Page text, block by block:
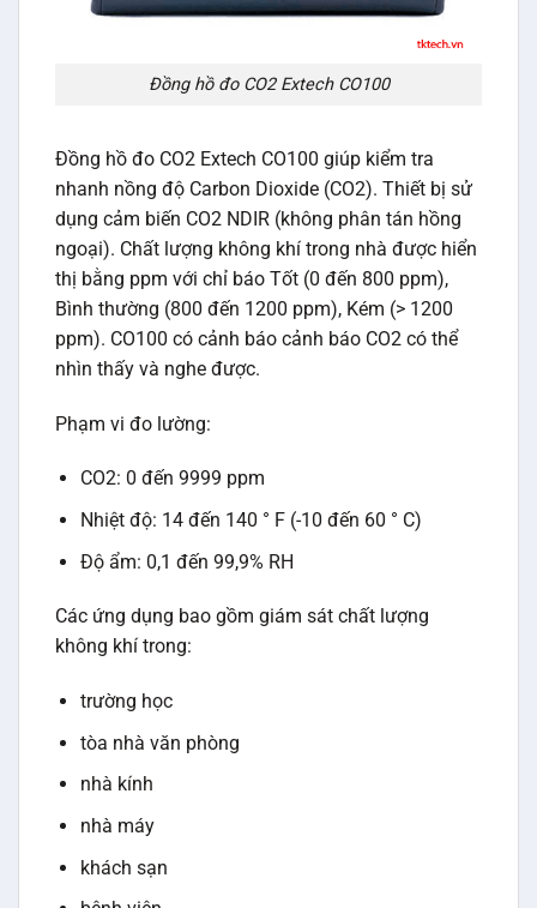
Đồng hồ đo CO2 Extech CO100
Đồng hồ đo CO2 Extech CO100 giúp kiểm tra
nhanh nồng độ Carbon Dioxide (CO2). Thiết bị sử
dụng cảm biến CO2 NDIR (không phân tán hồng
ngoại). Chất lượng không khí trong nhà được hiển
thị bằng ppm với chỉ báo Tốt (0 đến 800 ppm),
Bình thường (800 đến 1200 ppm), Kém (> 1200
ppm). CO100 có cảnh báo cảnh báo CO2 có thể
nhìn thấy và nghe được.
Phạm vi đo lường:
CO2: 0 đến 9999 ppm
Nhiệt độ: 14 đến 140 ° F (-10 đến 60 ° C)
Độ ẩm: 0,1 đến 99,9% RH
Các ứng dụng bao gồm giám sát chất lượng
không khí trong:
trường học
tòa nhà văn phòng
nhà kính
nhà máy
khách sạn